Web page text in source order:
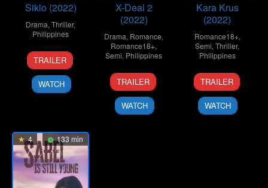
Siklo (2022)
Drama,Thriller,
Philippines
7
Jan
2022
Roman
Perez
Jr.
TRAILER
WATCH
X-Deal 2
(2022)
Drama, Romance,
Romance18+,
Semi, Philippines
25
Mar
2022
Lawrence
Fajardo
TRAILER
WATCH
Kara Krus
(2022)
Romance18+,
Semi,Thriller,
Philippines
4
Nov
2022
G.B.
Sampedro
TRAILER
WATCH
4 133 min